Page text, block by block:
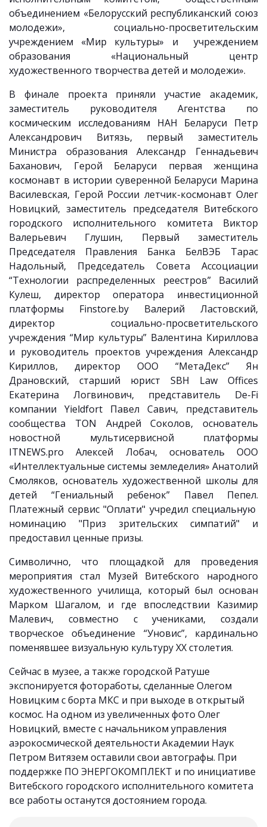
объединением «Белорусский республиканский союз
молодежи», социально-просветительским
учреждением «Мир культуры» и учреждением
образования «Национальный центр
художественного творчества детей и молодежи».
В финале проекта приняли участие академик,
заместитель руководителя Агентства по
космическим исследованиям НАН Беларуси Петр
Александрович Витязь, первый заместитель
Министра образования Александр Геннадьевич
Баханович, Герой Беларуси первая женщина
космонавт в истории суверенной Беларуси Марина
Василевская, Герой России летчик-космонавт Олег
Новицкий,заместитель председателя Витебского
городского исполнительного комитета Виктор
Валерьевич Глушин, Первый заместитель
Председателя Правления Банка БелВЭБ Тарас
Надольный, Председатель Совета Ассоциации
“Технологии распределенных реестров” Василий
Кулеш, директор оператора инвестиционной
платформы Finstore.by Валерий Ластовский,
директор социально-просветительского
учреждения “Мир культуры” Валентина Кириллова
и руководитель проектов учреждения Александр
Кириллов, директор ООО “МетаДекс” Ян
Драновский, старший юрист SBH Law Offices
Екатерина Логвинович, представитель De-Fi
компании Yieldfort Павел Савич, представитель
сообщества TON Андрей Соколов, основатель
новостной мультисервисной платформы
ITNEWS.pro Алексей Лобач, основатель ООО
«Интеллектуальные системы земледелия» Анатолий
Смоляков, основатель художественной школы для
детей “Гениальный ребенок” Павел Пепел.
Платежный сервис "Оплати" учредил специальную
номинацию "Приз зрительских симпатий" и
предоставил ценные призы.
Символично, что площадкой для проведения
мероприятия стал Музей Витебского народного
художественного училища, который был основан
Марком Шагалом, и где впоследствии Казимир
Малевич, совместно с учениками, создали
творческое объединение “Уновис”, кардинально
поменявшее визуальную культуру XX столетия.
Сейчас в музее, а также городской Ратуше
экспонируется фотоработы, сделанные Олегом
Новицким с борта МКС и при выходе в открытый
космос. На одном из увеличенных фото Олег
Новицкий, вместе с начальником управления
аэрокосмической деятельности Академии Наук
Петром Витязем оставили свои автографы. При
поддержке ПО ЭНЕРГОКОМПЛЕКТ и по инициативе
Витебского городского исполнительного комитета
все работы останутся достоянием города.